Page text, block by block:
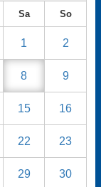
Sa So
1 2
8 9
15 16
22 23
29 30